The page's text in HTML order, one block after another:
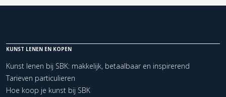
Zoeken
Kerncollectie
1 items. Pagina: 1
KUNST LENEN EN KOPEN
Kunst lenen bij SBK: makkelijk, betaalbaar en inspirerend
Tarieven particulieren
Hoe koop je kunst bij SBK